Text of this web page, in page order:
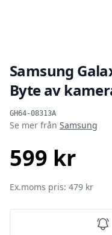
Samsung
Byte av
GH64-08313A
Produktinformation
Se mer från Samsung
599 kr
Ex.moms pris: 479 kr